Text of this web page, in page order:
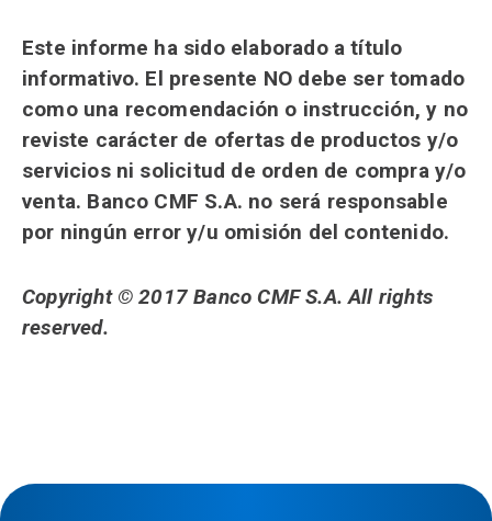
Este informe ha sido elaborado a título
informativo. El presente NO debe ser tomado
como una recomendación o instrucción, y no
reviste carácter de ofertas de productos y/o
servicios ni solicitud de orden de compra y/o
venta. Banco CMF S.A. no será responsable
por ningún error y/u omisión del contenido.
Copyright © 2017 Banco CMF S.A. All rights
reserved.